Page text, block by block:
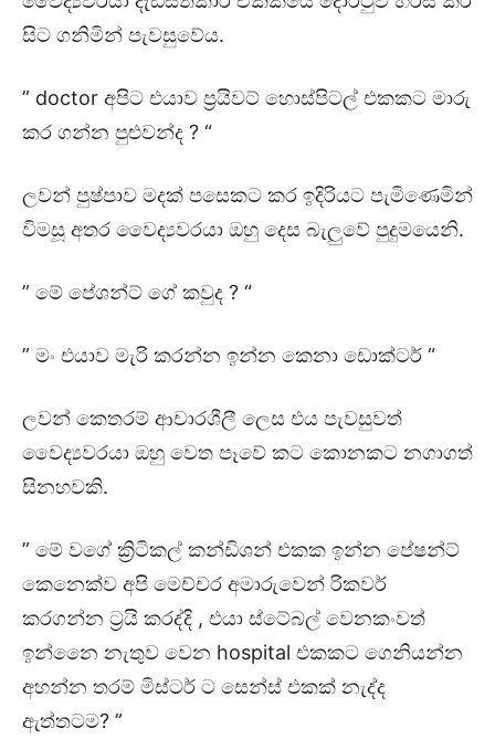
සිට ගනිමින් පැවසුවේය.
” doctor අපිට එයාව ප්‍රයිවට් හොස්පිටල් එකකට මාරු
කර ගන්න පුළුවන්ද ? “
ලවන් පුෂ්පාව මදක් පසෙකට කර ඉදිරියට පැමිණෙමින්
විමසූ අතර වෛද්‍යවරයා ඔහු දෙස බැලුවේ පුදුමයෙනි.
” මේ පේශන්ට් ගේ කවුද ? “
” මං එයාව මැරි කරන්න ඉන්න කෙනා ඩොක්ටර් “
ලවන් කෙතරම් ආචාරශීලී ලෙස එය පැවසුවත්
වෛද්‍යවරයා ඔහු වෙත පෑවේ කට කොනකට නගාගත්
සිනහවකි.
” මේ වගේ ක්‍රිටිකල් කන්ඩිශන් එකක ඉන්න පේෂන්ට්
කෙනෙක්ව අපි මෙච්චර අමාරුවෙන් රිකවර්
කරගන්න ට්‍රයි කරද්දි , එයා ස්ටේබල් වෙනකංවත්
ඉන්නෙෙ නැතුව වෙන hospital එකකට ගෙනියන්න
අහන්න තරම් මිස්ටර් ට සෙන්ස් එකක් නැද්ද
ඇත්තටම? ”